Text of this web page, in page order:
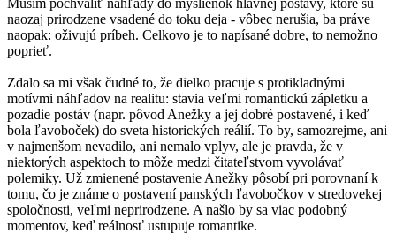
Musím pochváliť náhľady do myšlienok hlavnej postavy, ktoré sú
naozaj prirodzene vsadené do toku deja - vôbec nerušia, ba práve
naopak: oživujú príbeh. Celkovo je to napísané dobre, to nemožno
poprieť.
Zdalo sa mi však čudné to, že dielko pracuje s protikladnými
motívmi náhľadov na realitu: stavia veľmi romantickú zápletku a
pozadie postáv (napr. pôvod Anežky a jej dobré postavené, i keď
bola ľavoboček) do sveta historických reálií. To by, samozrejme, ani
v najmenšom nevadilo, ani nemalo vplyv, ale je pravda, že v
niektorých aspektoch to môže medzi čitateľstvom vyvolávať
polemiky. Už zmienené postavenie Anežky pôsobí pri porovnaní k
tomu, čo je známe o postavení panských ľavobočkov v stredovekej
spoločnosti, veľmi neprirodzene. A našlo by sa viac podobný
momentov, keď reálnosť ustupuje romantike.